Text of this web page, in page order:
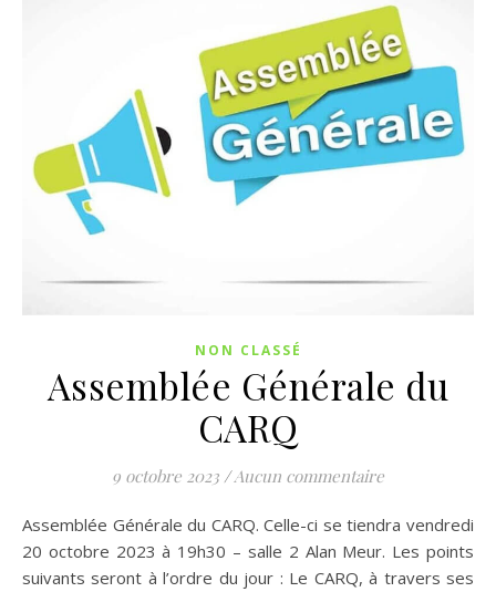
NON CLASSÉ
Assemblée Générale du
CARQ
9 octobre 2023 /Aucun commentaire
Assemblée Générale du CARQ. Celle-ci se tiendra vendredi
20 octobre 2023 à 19h30 – salle 2 Alan Meur. Les points
suivants seront à l’ordre du jour : Le CARQ, à travers ses